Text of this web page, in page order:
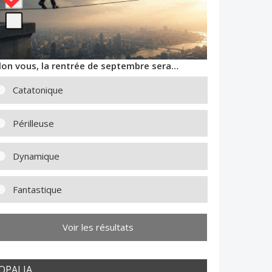
vous, la rentrée de septembre sera…
Catatonique
Périlleuse
Dynamique
Fantastique
Voir les résultats